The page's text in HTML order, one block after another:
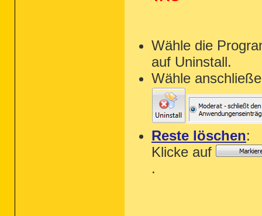
Wähle die
auf Uninstall.
Wähle
Reste löschen:
Klicke auf
.